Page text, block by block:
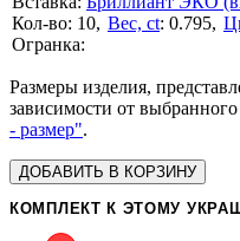
10 Вес, ct: 0.795
Размеры изделия,
зависимости от
- размер".
ДОБАВИТЬ В КОРЗИНУ
КОМПЛЕКТ К ЭТОМУ